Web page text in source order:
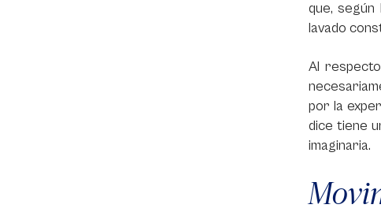
que, según
lavado
Al
por la
dice tiene
imaginaria.